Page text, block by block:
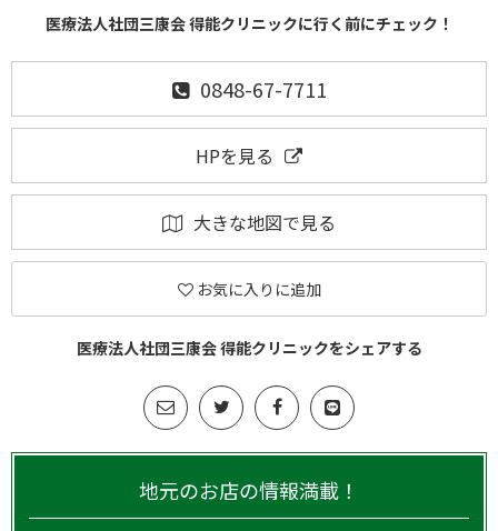
医療法人社団三康会 得能クリニックに行く前にチェック！
0848-67-7711
HPを見る
大きな地図で見る
お気に入りに追加
医療法人社団三康会 得能クリニックをシェアする
地元のお店の情報満載！